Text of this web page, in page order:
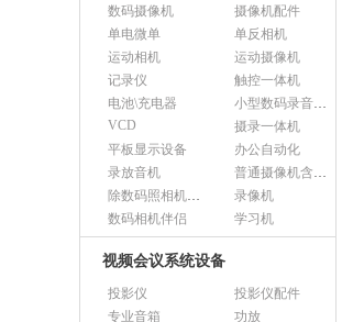
数码摄像机
摄像机配件
单电微单
单反相机
运动相机
运动摄像机
记录仪
触控一体机
电池\充电器
小型数码录音设备
VCD
摄录一体机
平板显示设备
办公自动化
录放音机
普通摄像机含附件
除数码照相机以外的照相机及器材
录像机
数码相机伴侣
学习机
视频会议系统设备
投影仪
投影仪配件
专业音箱
功放